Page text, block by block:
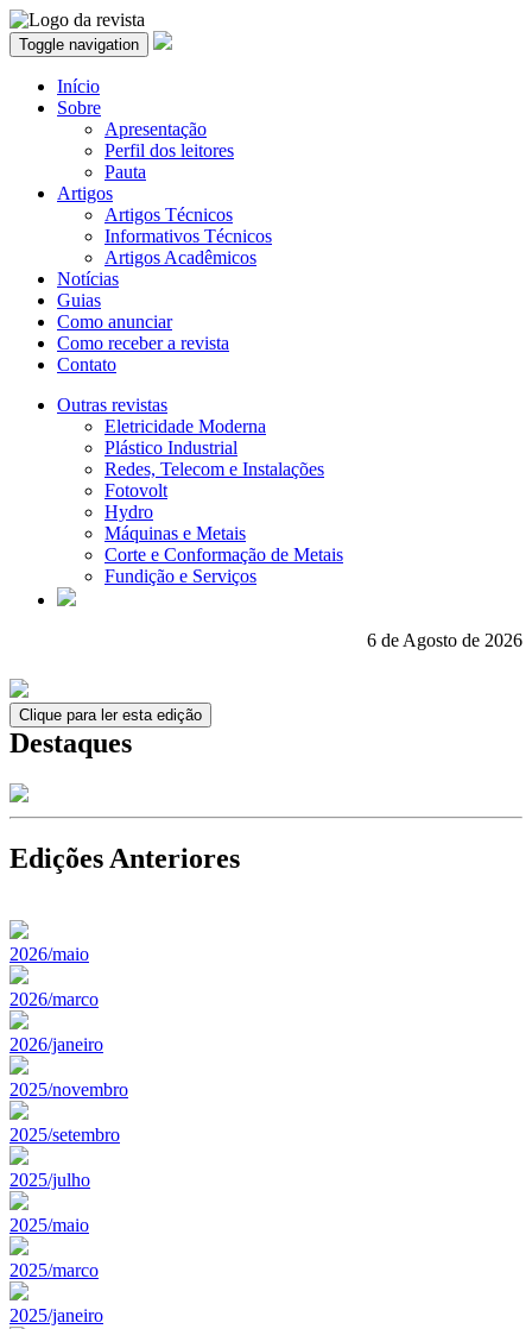
Toggle navigation
Início
Sobre
Apresentação
Perfil dos leitores
Pauta
Artigos
Artigos Técnicos
Informativos Técnicos
Artigos Acadêmicos
Notícias
Guias
Como anunciar
Como receber a revista
Contato
Outras revistas
Eletricidade Moderna
Plástico Industrial
Redes, Telecom e Instalações
Fotovolt
Hydro
Máquinas e Metais
Corte e Conformação de Metais
Fundição e Serviços
6 de Agosto de 2026
Clique para ler esta edição
Destaques
Edições Anteriores
2026/maio
2026/marco
2026/janeiro
2025/novembro
2025/setembro
2025/julho
2025/maio
2025/marco
2025/janeiro